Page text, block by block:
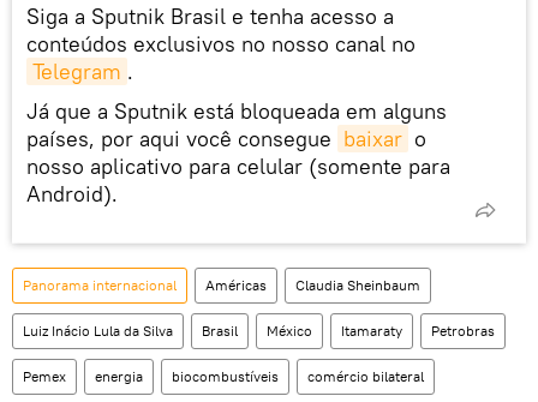
Siga a Sputnik Brasil e tenha acesso a
conteúdos exclusivos no nosso canal no
Telegram .
Já que a Sputnik está bloqueada em alguns
países, por aqui você consegue baixar o
nosso aplicativo para celular (somente para
Android).
Panorama internacional Américas Claudia Sheinbaum
Luiz Inácio Lula da Silva Brasil México Itamaraty Petrobras
Pemex energia biocombustíveis comércio bilateral